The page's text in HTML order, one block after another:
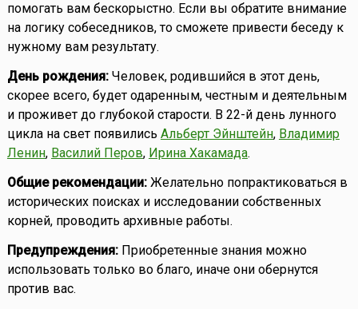
помогать вам бескорыстно. Если вы обратите внимание
на логику собеседников, то сможете привести беседу к
нужному вам результату.
День рождения:Человек, родившийся в этот день,
скорее всего, будет одаренным, честным и деятельным
и проживет до глубокой старости. В 22-й день лунного
цикла на свет появились Альберт Эйнштейн, Владимир
Ленин, Василий Перов, Ирина Хакамада.
Общие рекомендации:Желательно попрактиковаться в
исторических поисках и исследовании собственных
корней, проводить архивные работы.
Предупреждения:Приобретенные знания можно
использовать только во благо, иначе они обернутся
против вас.